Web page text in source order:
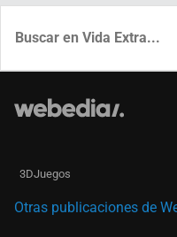
3DJuegos
Otras publicaciones de